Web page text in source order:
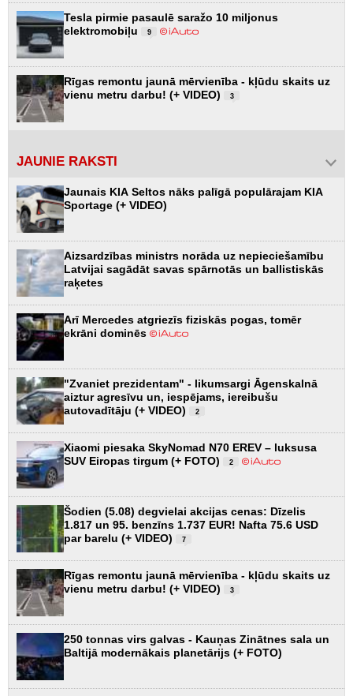
Tesla pirmie pasaulē saražo 10 miljonus
elektromobiļu
9
Rīgas remontu jaunā mērvienība - kļūdu skaits uz
vienu metru darbu! (+ VIDEO)
3
JAUNIE RAKSTI
Jaunais KIA Seltos nāks palīgā populārajam KIA
Sportage (+ VIDEO)
Aizsardzības ministrs norāda uz nepieciešamību
Latvijai sagādāt savas spārnotās un ballistiskās
raķetes
Arī Mercedes atgriezīs fiziskās pogas, tomēr
ekrāni dominēs
"Zvaniet prezidentam" - likumsargi Āgenskalnā
aiztur agresīvu un, iespējams, iereibušu
autovadītāju (+ VIDEO)
2
Xiaomi piesaka SkyNomad N70 EREV – luksusa
SUV Eiropas tirgum (+ FOTO)
2
Šodien (5.08) degvielai akcijas cenas: Dīzelis
1.817 un 95. benzīns 1.737 EUR! Nafta 75.6 USD
par barelu (+ VIDEO)
7
Rīgas remontu jaunā mērvienība - kļūdu skaits uz
vienu metru darbu! (+ VIDEO)
3
250 tonnas virs galvas - Kauņas Zinātnes sala un
Baltijā modernākais planetārijs (+ FOTO)